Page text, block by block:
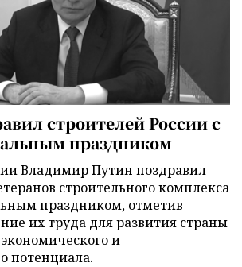
строителей России с
праздником
Владимир Путин поздравил
строительного комплекса
праздником, отметив
их труда для развития страны
и
потенциала.